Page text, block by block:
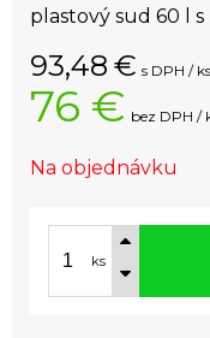
plastový sud 60 l
93,48 € s DPH / ks
76 € bez DPH /
Na objednávku
ks